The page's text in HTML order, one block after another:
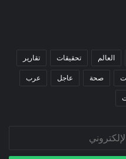
العالم تحقيقات تقارير
صحة عاجل عرب